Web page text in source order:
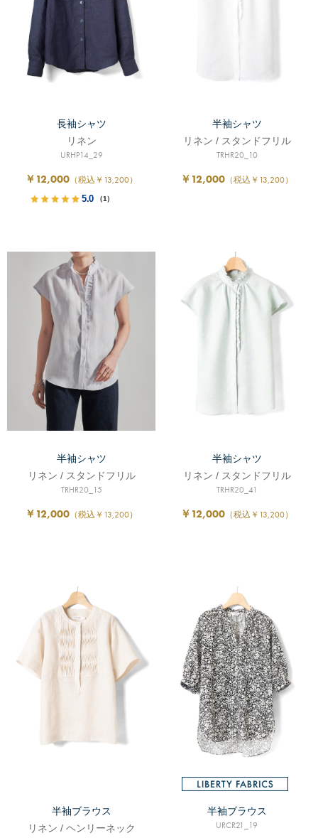
長袖シャツ
リネン
URHP14_29
￥12,000 （税込￥13,200）
5.0 （1）
半袖シャツ
リネン / スタンドフリル
TRHR20_10
￥12,000 （税込￥13,200）
半袖シャツ
リネン / スタンドフリル
TRHR20_15
￥12,000 （税込￥13,200）
半袖シャツ
リネン / スタンドフリル
TRHR20_41
￥12,000 （税込￥13,200）
半袖ブラウス
リネン / ヘンリーネック
半袖ブラウス
URCR21_19